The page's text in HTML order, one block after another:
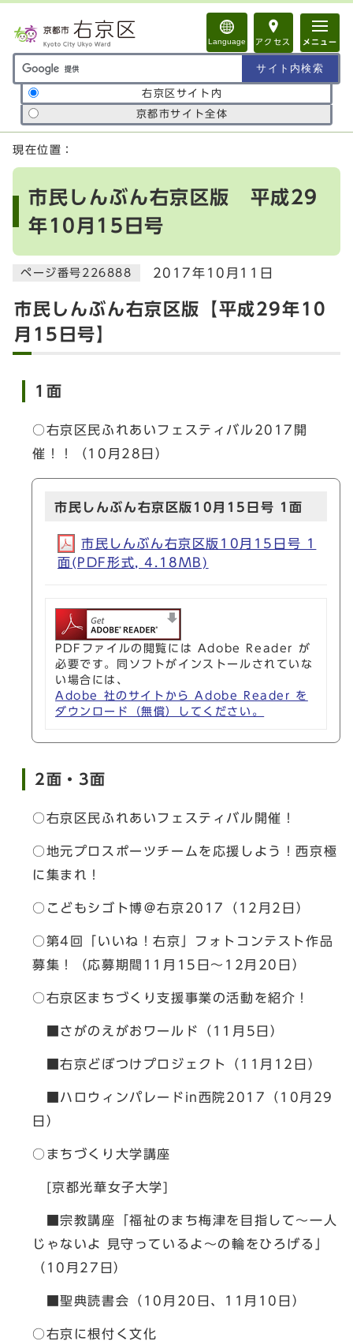
Language アクセス メニュー
サイト内検索の範囲
右京区サイト内
京都市サイト全体
ここから本文です
現在位置：
市民しんぶん右京区版 平成29
年10月15日号
ページ番号226888 2017年10月11日
市民しんぶん右京区版【平成29年10
月15日号】
1面
○右京区民ふれあいフェスティバル2017開
催！！（10月28日）
市民しんぶん右京区版10月15日号 1面
市民しんぶん右京区版10月15日号 1
面(PDF形式, 4.18MB)
PDFファイルの閲覧には Adobe Reader が
必要です。同ソフトがインストールされていな
い場合には、
Adobe 社のサイトから Adobe Reader を
ダウンロード（無償）してください。
2面・3面
○右京区民ふれあいフェスティバル開催！
○地元プロスポーツチームを応援しよう！西京極
に集まれ！
○こどもシゴト博＠右京2017（12月2日）
○第4回「いいね！右京」フォトコンテスト作品
募集！（応募期間11月15日～12月20日）
○右京区まちづくり支援事業の活動を紹介！
■さがのえがおワールド（11月5日）
■右京どぼつけプロジェクト（11月12日）
■ハロウィンパレードin西院2017（10月29
日）
○まちづくり大学講座
[京都光華女子大学]
■宗教講座「福祉のまち梅津を目指して～一人
じゃないよ 見守っているよ～の輪をひろげる」
（10月27日）
■聖典読書会（10月20日、11月10日）
○右京に根付く文化